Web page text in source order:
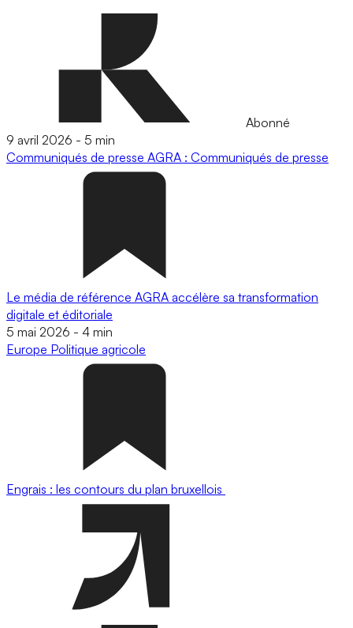
Abonné
9 avril 2026 - 5 min
Communiqués de presse AGRA : Communiqués de presse
Le média de référence AGRA accélère sa transformation
digitale et éditoriale
5 mai 2026 - 4 min
Europe Politique agricole
Engrais : les contours du plan bruxellois